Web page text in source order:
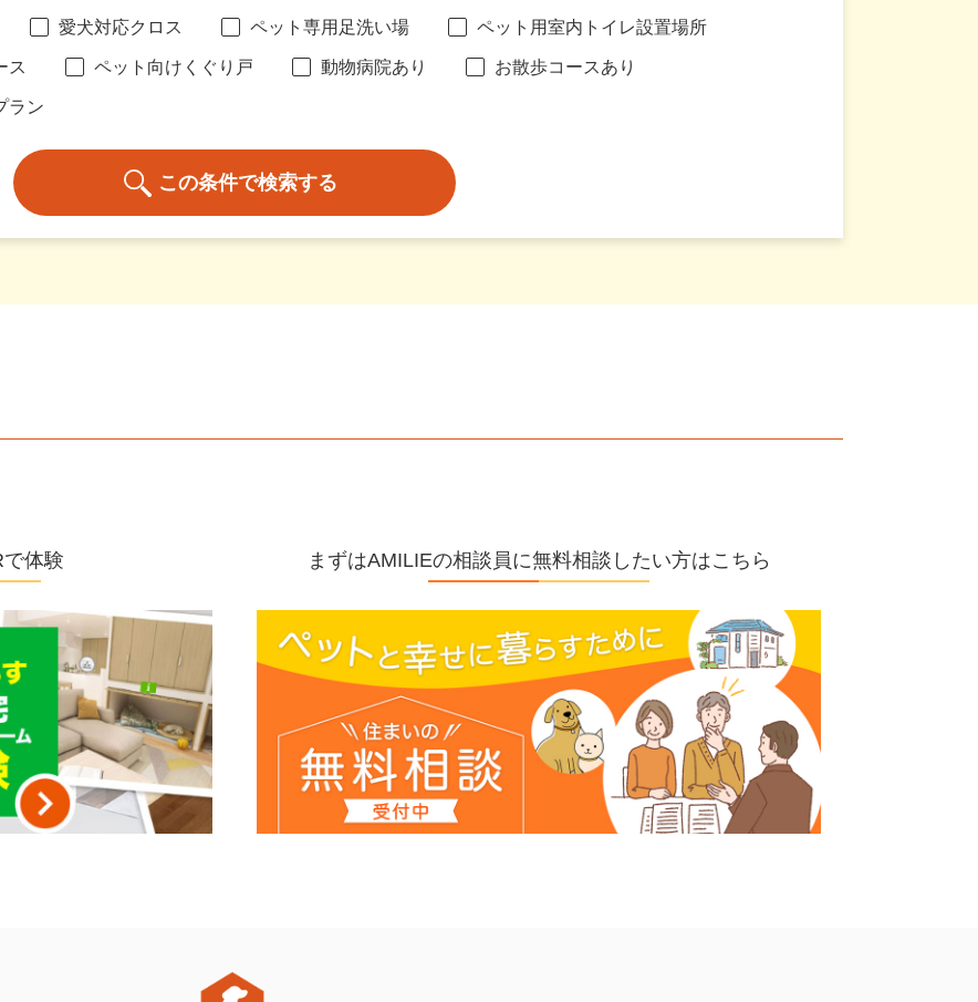
愛犬対応クロス ペット専用足洗い場 ペット用室内トイレ設置場所
ス ペット向けくぐり戸 動物病院あり お散歩コースあり
ラン
体験 まずはAMILIEの相談員に無料相談したい方はこちら